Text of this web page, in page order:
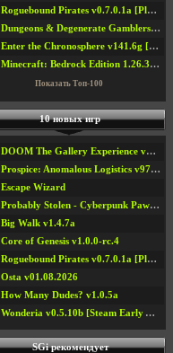
Roguebound Pirates v0.7.0.1a [Playtest]
Dungeons & Degenerate Gamblers v2.0.2a
Enter the Chronosphere v141.6g [Steam Early Access]
Minecraft: Bedrock Edition 1.26.33.1a / + TLauncher v2.89
Показать Топ-100
10 новых игр
DOOM The Gallery Experience v1.4.2
Prospice: Anomalous Logistics v97 [Playtest]
Escape Wizard
Probably Stolen - Cyberpunk Pawnshop Simulator v048c [Playtest]
Big Walk v1.4.7a
Core of Genesis v1.0.0-rc.4
Roguebound Pirates v0.7.0.1a [Playtest]
Osta v01.08.2026
How Many Dudes? v1.0.5a
Wonderia v0.5.10b [Steam Early Access]
SGi рекомендует